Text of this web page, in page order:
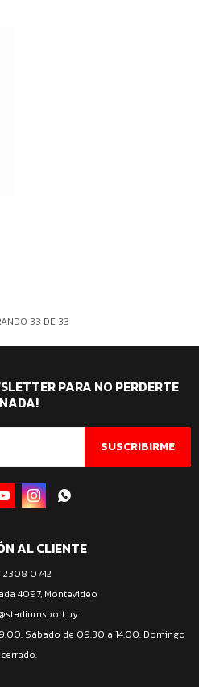
33 DE 33
AL CLIENTE
2308 0742
4097, Montevideo
Sábado de 09:30 a 14:00. Domingo
cerrado.
PARA NO PERDERTE
NADA!
SUSCRIBIRME
 